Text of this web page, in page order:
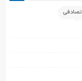
تصادفی